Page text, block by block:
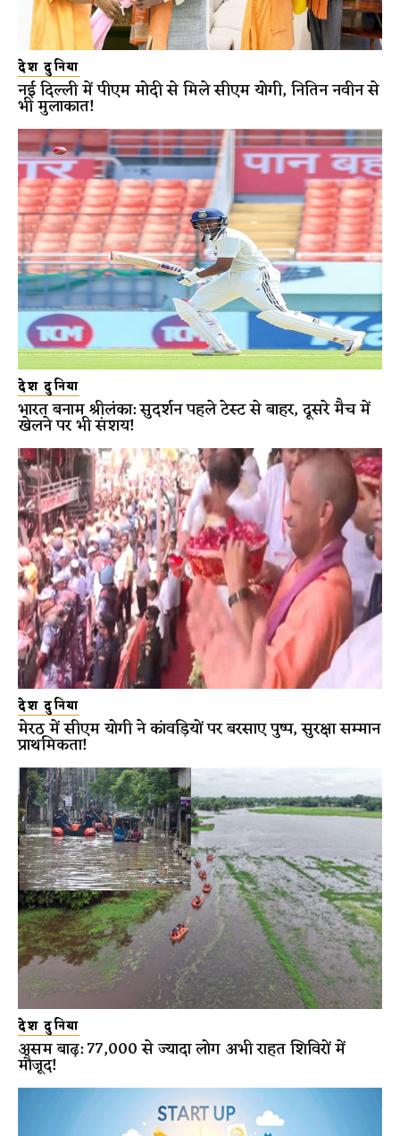
देश दुनिया
नई दिल्ली में पीएम मोदी से मिले सीएम योगी, नितिन नवीन से
भी मुलाकात!
देश दुनिया
भारत बनाम श्रीलंका: सुदर्शन पहले टेस्ट से बाहर, दूसरे मैच में
खेलने पर भी संशय!
देश दुनिया
मेरठ में सीएम योगी ने कांवड़ियों पर बरसाए पुष्प, सुरक्षा सम्मान
प्राथमिकता!
देश दुनिया
असम बाढ़: 77,000 से ज्यादा लोग अभी राहत शिविरों में
मौजूद!